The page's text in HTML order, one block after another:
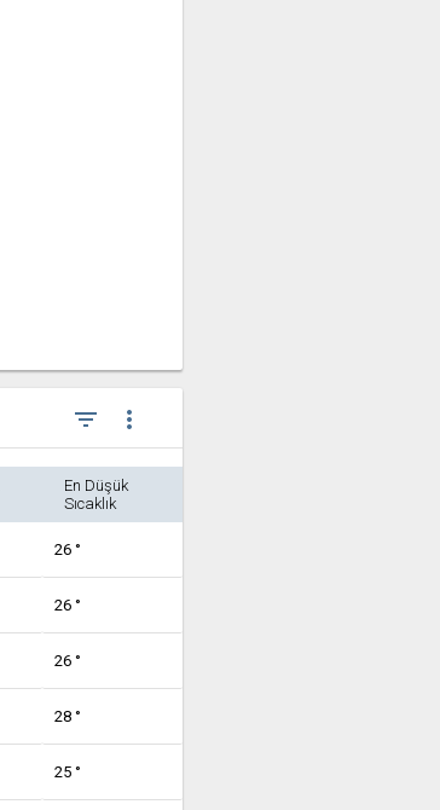
filter_list more_vert
En Düşük
Sıcaklık
26 °
26 °
26 °
28 °
25 °